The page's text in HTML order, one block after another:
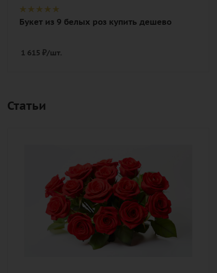
Букет из 9 белых роз купить дешево
1 615 ₽/шт.
Статьи